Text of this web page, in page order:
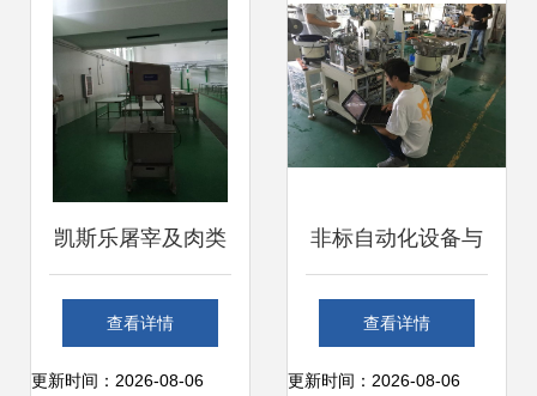
凯斯乐屠宰及肉类
深加工设备在云南
某厂成功落户，开
查看详情
更新时间：2026-08-06
非标自动化设备与
仪器设备安装调试
服务全方案
查看详情
更新时间：2026-08-06